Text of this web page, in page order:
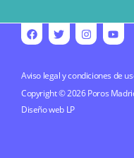
Aviso legal y condiciones de
Copyright © 2026 Poros
Diseño web LP